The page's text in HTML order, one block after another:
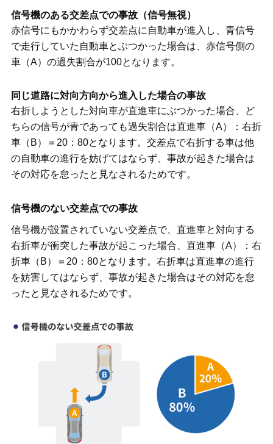
信号機のある交差点での事故（信号無視）
赤信号にもかかわらず交差点に自動車が進入し、青信号
で走行していた自動車とぶつかった場合は、赤信号側の
車（A）の過失割合が100となります。
同じ道路に対向方向から進入した場合の事故
右折しようとした対向車が直進車にぶつかった場合、ど
ちらの信号が青であっても過失割合は直進車（A）：右折
車（B）＝20：80となります。交差点で右折する車は他
の自動車の進行を妨げてはならず、事故が起きた場合は
その対応を怠ったと見なされるためです。
信号機のない交差点での事故
信号機が設置されていない交差点で、直進車と対向する
右折車が衝突した事故が起こった場合、直進車（A）：右
折車（B）＝20：80となります。右折車は直進車の進行
を妨害してはならず、事故が起きた場合はその対応を怠
ったと見なされるためです。